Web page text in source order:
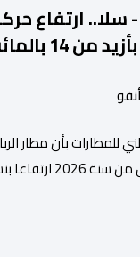
سلا.. ارتفاع
المسافرين
للمطارات بأن مطار